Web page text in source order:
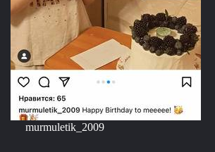
murmuletik_2009